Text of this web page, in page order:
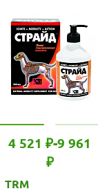
4 521 ₽-9 961
₽
TRM